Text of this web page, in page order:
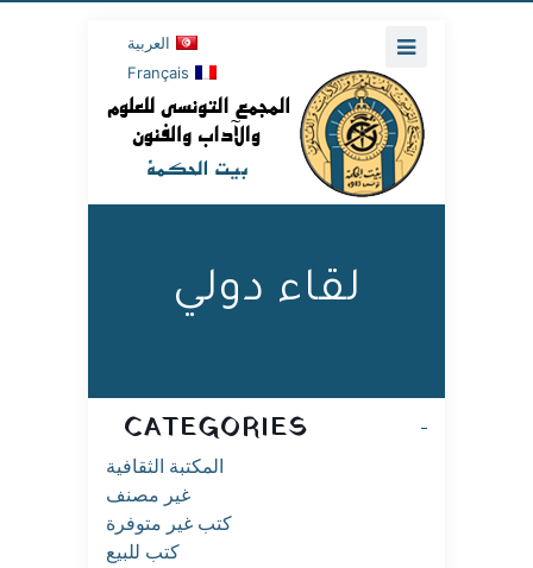
العربية
Français
لقاء دولي
CATEGORIES
المكتبة الثقافية
غير مصنف
كتب غير متوفرة
كتب للبيع